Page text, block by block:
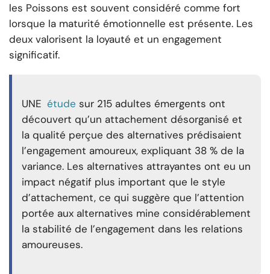
les Poissons est souvent considéré comme fort
lorsque la maturité émotionnelle est présente. Les
deux valorisent la loyauté et un engagement
significatif.
UNE étude sur 215 adultes émergents ont
découvert qu’un attachement désorganisé et
la qualité perçue des alternatives prédisaient
l’engagement amoureux, expliquant 38 % de la
variance. Les alternatives attrayantes ont eu un
impact négatif plus important que le style
d’attachement, ce qui suggère que l’attention
portée aux alternatives mine considérablement
la stabilité de l’engagement dans les relations
amoureuses.